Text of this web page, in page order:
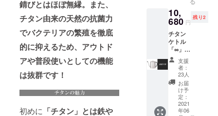
錆びとはほぼ無縁。また、
チタン由来の天然の抗菌力
でバクテリアの繁殖を徹底
的に抑えるため、アウトド
アや普段使いとしての機能
は抜群です！
初めに 「チタン」とは鉄や
より出
荷時期
が遅れ
る場合
があり
ます
フ】 ※
デザイ
ン・仕
様は変
更にな
る可能
性もご
ざいま
す。ご
了承く
ださ
い。 ※
ご注文
状況、
10,
680 円
残り2
チタン
ケトル
「∞」
1個
【税・
送料
込】 25
名様限
定価格
【一般
販売予
支援
者：
23人
お届
け予
定：
2021
年06